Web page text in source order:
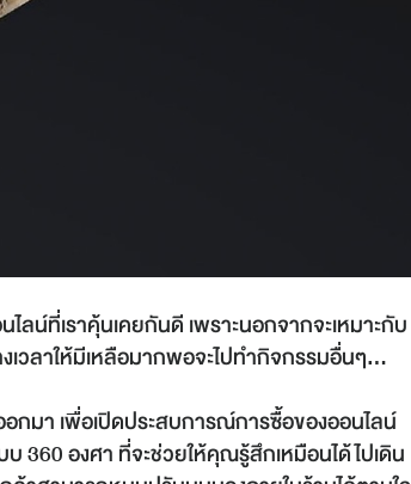
ลน์ที่เราคุ้นเคยกันดี เพราะนอกจากจะเหมาะกับ
วลาให้มีเหลือมากพอจะไปทำกิจกรรมอื่นๆ...
กมา เพื่อเปิดประสบการณ์การซื้อของออนไลน์
360 องศา ที่จะช่วยให้คุณรู้สึกเหมือนได้ไปเดิน